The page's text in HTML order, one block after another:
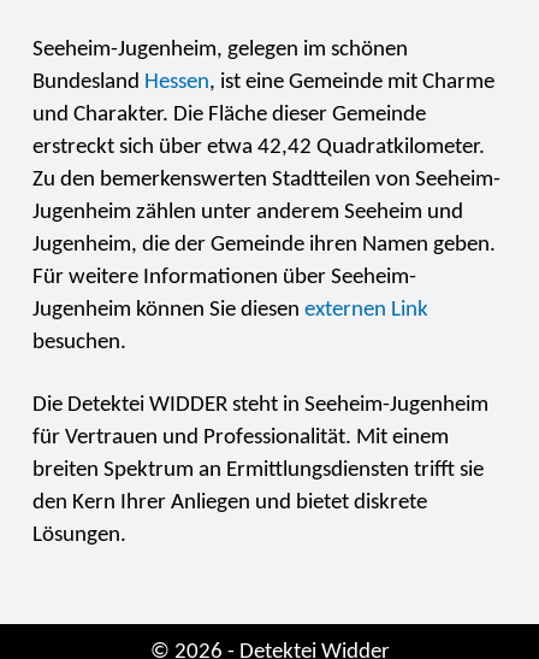
Seeheim-Jugenheim, gelegen im schönen
Bundesland Hessen, ist eine Gemeinde mit Charme
und Charakter. Die Fläche dieser Gemeinde
erstreckt sich über etwa 42,42 Quadratkilometer.
Zu den bemerkenswerten Stadtteilen von Seeheim-
Jugenheim zählen unter anderem Seeheim und
Jugenheim, die der Gemeinde ihren Namen geben.
Für weitere Informationen über Seeheim-
Jugenheim können Sie diesen externen Link
besuchen.
Die Detektei WIDDER steht in Seeheim-Jugenheim
für Vertrauen und Professionalität. Mit einem
breiten Spektrum an Ermittlungsdiensten trifft sie
den Kern Ihrer Anliegen und bietet diskrete
Lösungen.
© 2026 - Detektei Widder